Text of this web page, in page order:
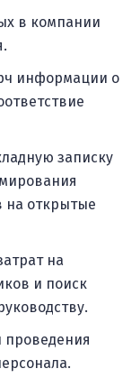
в компании
информации о
записку
на открытые
на
и поиск
проведения